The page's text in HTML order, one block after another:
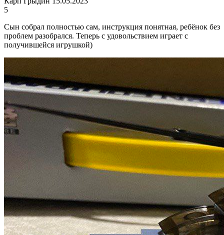
5
Сын собрал полностью сам, инструкция понятная, ребёнок без
проблем разобрался. Теперь с удовольствием играет с
получившейся игрушкой)